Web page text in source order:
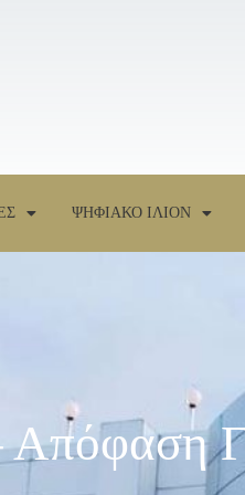
ΨΗΦΙΑΚΟ ΙΛΙΟΝ